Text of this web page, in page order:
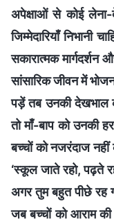
अपेक्षाओं से कोई लेना-
जिम्मेदारियाँ निभानी
सकारात्मक मार्गदर्शन
सांसारिक जीवन में
पड़ें तब उनकी देखभाल
तो माँ-बाप को उनकी
बच्चों को नजरंदाज नहीं
‘स्कूल जाते रहो, पढ़ते
अगर तुम बहुत पीछे रह
जब बच्चों को आराम